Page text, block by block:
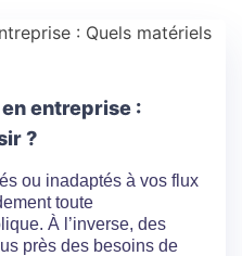
entreprise :
?
ou inadaptés à vos flux
toute
À l’inverse, des
près des besoins de